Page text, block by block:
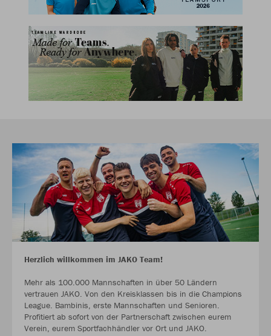
Herzlich willkommen im JAKO Team!
Mehr als 100.000 Mannschaften in über 50 Ländern
vertrauen JAKO. Von den Kreisklassen bis in die Champions
League. Bambinis, erste Mannschaften und Senioren.
Profitiert ab sofort von der Partnerschaft zwischen eurem
Verein, eurem Sportfachhändler vor Ort und JAKO.